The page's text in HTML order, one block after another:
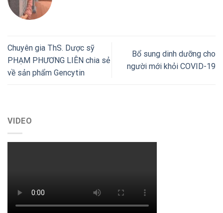
Chuyên gia ThS. Dược sỹ
PHẠM PHƯƠNG LIÊN chia sẻ
về sản phẩm Gencytin
Bổ sung dinh dưỡng cho
người mới khỏi COVID-19
VIDEO